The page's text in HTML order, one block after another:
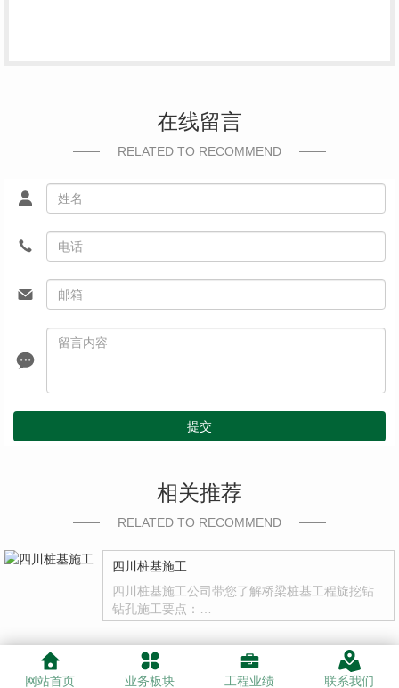
在线留言
RELATED TO RECOMMEND
提交
相关推荐
RELATED TO RECOMMEND
四川桩基施工
四川桩基施工公司带您了解桥梁桩基工程旋挖钻
钻孔施工要点：…
网站首页 业务板块 工程业绩 联系我们